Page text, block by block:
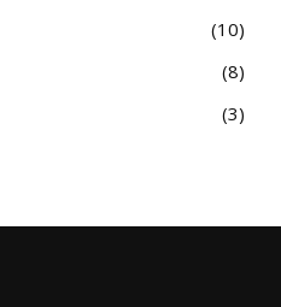
10
8
3